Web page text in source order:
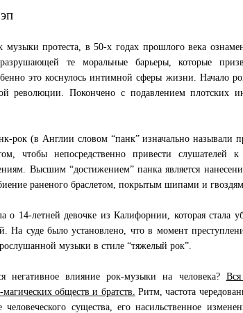
протеста, в 50-х годах прошлого века
те моральные барьеры, которые
это коснулось интимной сферы жизни. Начало
революции. Покончено с подавлением плотских
рок (в Англии словом “панк” изначально называли
чтобы непосредственно привести слушателей
Высшим “достижением” панка является
раненого браслетом, покрытым шипами и
о 14-летней девочке из Калифорнии, которая стала
На суде было установлено, что в момент
музыки в стиле “тяжелый рок”.
негативное влияние рок-музыки на человека?
обществ и братств. Ритм, частота
человеческого существа, его насильственное